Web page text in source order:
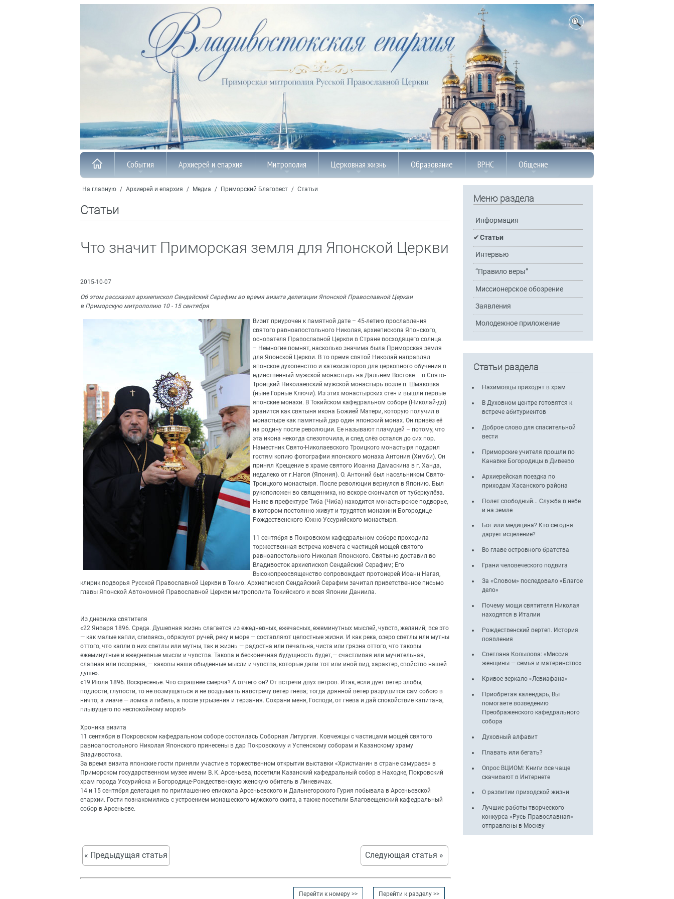
События Архиерей и епархия Митрополия Церковная жизнь Образование ВРНС Общение
На главную / Архиерей и епархия / Медиа / Приморский Благовест / Статьи
Статьи
Что значит Приморская земля для Японской Церкви
2015-10-07
Об этом рассказал архиепископ Сендайский Серафим во время визита делегации Японской Православной Церкви
в Приморскую митрополию 10 - 15 сентября
Визит приурочен к памятной дате – 45-летию прославления
святого равноапостольного Николая, архиепископа Японского,
основателя Православной Церкви в Стране восходящего солнца.
– Немногие помнят, насколько значима была Приморская земля
для Японской Церкви. В то время святой Николай направлял
японское духовенство и катехизаторов для церковного обучения в
единственный мужской монастырь на Дальнем Востоке – в Свято-
Троицкий Николаевский мужской монастырь возле п. Шмаковка
(ныне Горные Ключи). Из этих монастырских стен и вышли первые
японские монахи. В Токийском кафедральном соборе (Николай-до)
хранится как святыня икона Божией Матери, которую получил в
монастыре как памятный дар один японский монах. Он привёз её
на родину после революции. Ее называют плачущей – потому, что
эта икона некогда слезоточила, и след слёз остался до сих пор.
Наместник Свято-Николаевского Троицкого монастыря подарил
гостям копию фотографии японского монаха Антония (Химби). Он
принял Крещение в храме святого Иоанна Дамаскина в г. Ханда,
недалеко от г.Нагоя (Япония). О. Антоний был насельником Свято-
Троицкого монастыря. После революции вернулся в Японию. Был
рукоположен во священника, но вскоре скончался от туберкулёза.
Ныне в префектуре Тиба (Чиба) находится монастырское подворье,
в котором постоянно живут и трудятся монахини Богородице-
Рождественского Южно-Уссурийского монастыря.
11 сентября в Покровском кафедральном соборе проходила
торжественная встреча ковчега с частицей мощей святого
равноапостольного Николая Японского. Святыню доставил во
Владивосток архиепископ Сендайский Серафим; Его
Высокопреосвященство сопровождает протоиерей Иоанн Нагая,
клирик подворья Русской Православной Церкви в Токио. Архиепископ Сендайский Серафим зачитал приветственное письмо
главы Японской Автономной Православной Церкви митрополита Токийского и всея Японии Даниила.
Из дневника святителя
«22 Января 1896. Среда. Душевная жизнь слагается из ежедневных, ежечасных, ежеминутных мыслей, чувств, желаний; все это
— как малые капли, сливаясь, образуют ручей, реку и море — составляют целостные жизни. И как река, озеро светлы или мутны
оттого, что капли в них светлы или мутны, так и жизнь — радостна или печальна, чиста или грязна оттого, что таковы
ежеминутные и ежедневные мысли и чувства. Такова и бесконечная будущность будет, — счастливая или мучительная,
славная или позорная, — каковы наши обыденные мысли и чувства, которые дали тот или иной вид, характер, свойство нашей
душе».
«19 Июля 1896. Воскресенье. Что страшнее смерча? А отчего он? От встречи двух ветров. Итак, если дует ветер злобы,
подлости, глупости, то не возмущаться и не воздымать навстречу ветер гнева; тогда дрянной ветер разрушится сам собою в
ничто; а иначе — ломка и гибель, а после угрызения и терзания. Сохрани меня, Господи, от гнева и дай спокойствие капитана,
плывущего по неспокойному морю!»
Хроника визита
11 сентября в Покровском кафедральном соборе состоялась Соборная Литургия. Ковчежцы с частицами мощей святого
равноапостольного Николая Японского принесены в дар Покровскому и Успенскому соборам и Казанскому храму
Владивостока.
За время визита японские гости приняли участие в торжественном открытии выставки «Христианин в стране самураев» в
Приморском государственном музее имени В. К. Арсеньева, посетили Казанский кафедральный собор в Находке, Покровский
храм города Уссурийска и Богородице-Рождественскую женскую обитель в Линевичах.
14 и 15 сентября делегация по приглашению епископа Арсеньевского и Дальнегорского Гурия побывала в Арсеньевской
епархии. Гости познакомились с устроением монашеского мужского скита, а также посетили Благовещенский кафедральный
собор в Арсеньеве.
« Предыдущая статья Следующая статья »
Перейти к разделу >>
Перейти к номеру >>
Меню раздела
Информация
Статьи
Интервью
“Правило веры”
Миссионерское обозрение
Заявления
Молодежное приложение
Статьи раздела
Нахимовцы приходят в храм
В Духовном центре готовятся к
встрече абитуриентов
Доброе слово для спасительной
вести
Приморские учителя прошли по
Канавке Богородицы в Дивеево
Архиерейская поездка по
приходам Хасанского района
Полет свободный... Служба в небе
и на земле
Бог или медицина? Кто сегодня
дарует исцеление?
Во главе островного братства
Грани человеческого подвига
За «Словом» последовало «Благое
дело»
Почему мощи святителя Николая
находятся в Италии
Рождественский вертеп. История
появления
Светлана Копылова: «Миссия
женщины — семья и материнство»
Кривое зеркало «Левиафана»
Приобретая календарь, Вы
помогаете возведению
Преображенского кафедрального
собора
Духовный алфавит
Плавать или бегать?
Опрос ВЦИОМ: Книги все чаще
скачивают в Интернете
О развитии приходской жизни
Лучшие работы творческого
конкурса «Русь Православная»
отправлены в Москву